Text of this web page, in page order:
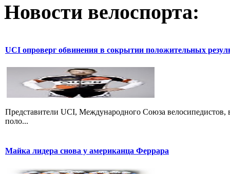
Новости велоспорта:
UCI опроверг обвинения в сокрытии положительных
Представители UCI, Международного Союза
поло...
Майка лидера снова у американца Феррара